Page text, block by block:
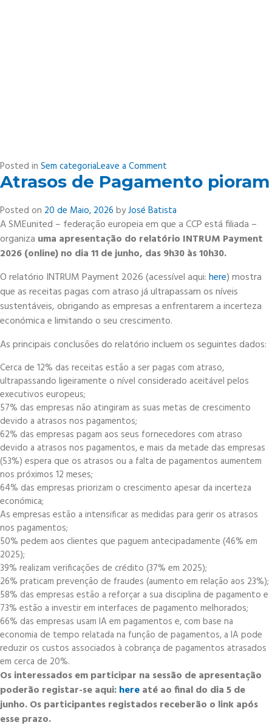
Posted in Sem categoriaLeave a Comment
O
projeto
MOVER
Atrasos de Pagamento pioram
Posted on 20 de Maio, 2026 byJosé Batista
A SMEunited – federação europeia em que a CCP está filiada –
organiza uma apresentação do relatório INTRUM Payment
2026 (online) no dia 11 de junho, das 9h30 às 10h30.
O relatório INTRUM Payment 2026 (acessível aqui:here) mostra
que as receitas pagas com atraso já ultrapassam os níveis
sustentáveis, obrigando as empresas a enfrentarem a incerteza
económica e limitando o seu crescimento.
As principais conclusões do relatório incluem os seguintes dados:
Cerca de 12% das receitas estão a ser pagas com atraso,
ultrapassando ligeiramente o nível considerado aceitável pelos
executivos europeus;
57% das empresas não atingiram as suas metas de crescimento
devido a atrasos nos pagamentos;
62% das empresas pagam aos seus fornecedores com atraso
devido a atrasos nos pagamentos, e mais da metade das empresas
(53%) espera que os atrasos ou a falta de pagamentos aumentem
nos próximos 12 meses;
64% das empresas priorizam o crescimento apesar da incerteza
económica;
As empresas estão a intensificar as medidas para gerir os atrasos
nos pagamentos;
50% pedem aos clientes que paguem antecipadamente (46% em
2025);
39% realizam verificações de crédito (37% em 2025);
26% praticam prevenção de fraudes (aumento em relação aos 23%);
58% das empresas estão a reforçar a sua disciplina de pagamento e
73% estão a investir em interfaces de pagamento melhorados;
66% das empresas usam IA em pagamentos e, com base na
economia de tempo relatada na função de pagamentos, a IA pode
reduzir os custos associados à cobrança de pagamentos atrasados ​​
em cerca de 20%.
Os interessados em participar na sessão de apresentação
poderão registar-se aqui:hereaté ao final do dia 5 de
junho. Os participantes registados receberão o link após
esse prazo.